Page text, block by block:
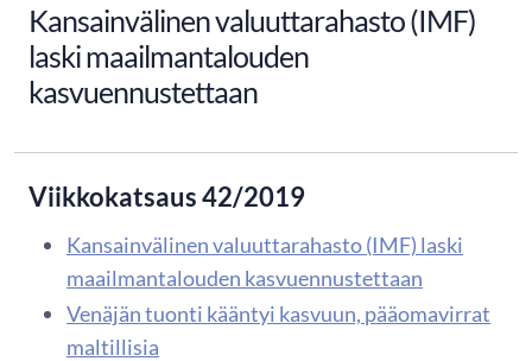
Kansainvälinen valuuttarahasto (IMF)
laski maailmantalouden
kasvuennustettaan
Viikkokatsaus 42/2019
Kansainvälinen valuuttarahasto (IMF) laski
maailmantalouden kasvuennustettaan
Venäjän tuonti kääntyi kasvuun, pääomavirrat
maltillisia